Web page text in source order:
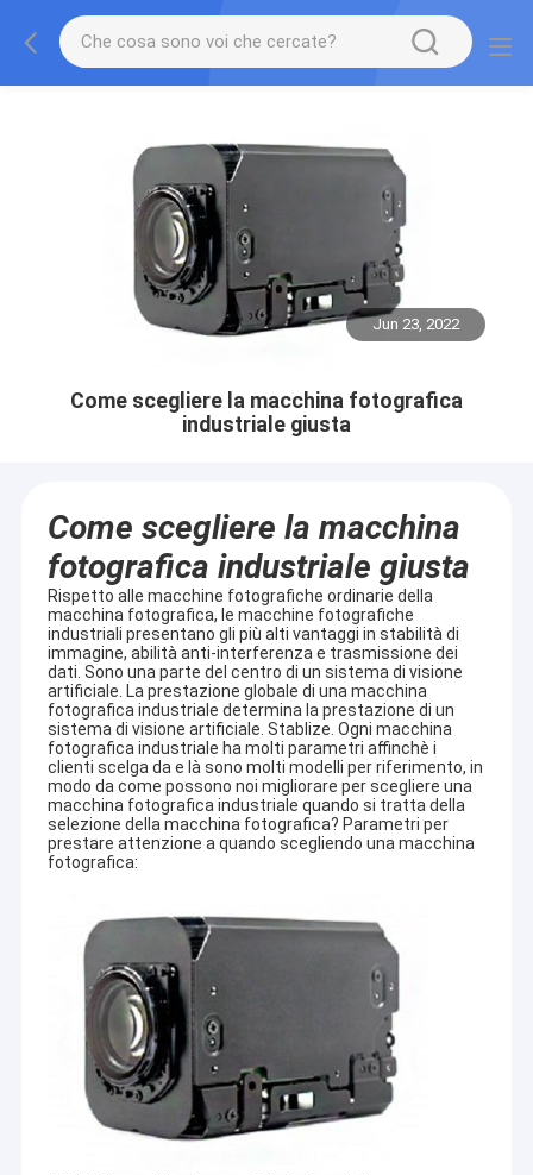
Jun 23, 2022
Come scegliere la macchina fotografica
industriale giusta
Come scegliere la macchina
fotografica industriale giusta
Rispetto alle macchine fotografiche ordinarie della
macchina fotografica, le macchine fotografiche
industriali presentano gli più alti vantaggi in stabilità di
immagine, abilità anti-interferenza e trasmissione dei
dati. Sono una parte del centro di un sistema di visione
artificiale. La prestazione globale di una macchina
fotografica industriale determina la prestazione di un
sistema di visione artificiale. Stablize. Ogni macchina
fotografica industriale ha molti parametri affinchè i
clienti scelga da e là sono molti modelli per riferimento, in
modo da come possono noi migliorare per scegliere una
macchina fotografica industriale quando si tratta della
selezione della macchina fotografica? Parametri per
prestare attenzione a quando scegliendo una macchina
fotografica: